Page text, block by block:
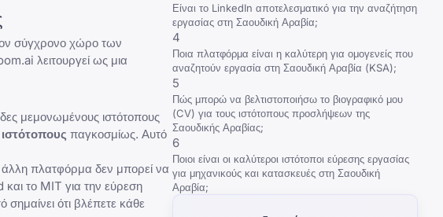
σύγχρονο χώρο των
λειτουργεί ως μια
μεμονωμένους ιστότοπους
παγκοσμίως. Αυτό
πλατφόρμα δεν μπορεί να
και το MIT για την εύρεση
ότι βλέπετε κάθε
Είναι το LinkedIn αποτελεσματικό για την αναζήτηση
εργασίας στη Σαουδική Αραβία;
4
Ποια πλατφόρμα είναι η καλύτερη για ομογενείς που
αναζητούν εργασία στη Σαουδική Αραβία (KSA);
5
Πώς μπορώ να βελτιστοποιήσω το βιογραφικό μου
(CV) για τους ιστότοπους προσλήψεων της
Σαουδικής Αραβίας;
6
Ποιοι είναι οι καλύτεροι ιστότοποι εύρεσης εργασίας
για μηχανικούς και κατασκευές στη Σαουδική
Αραβία;